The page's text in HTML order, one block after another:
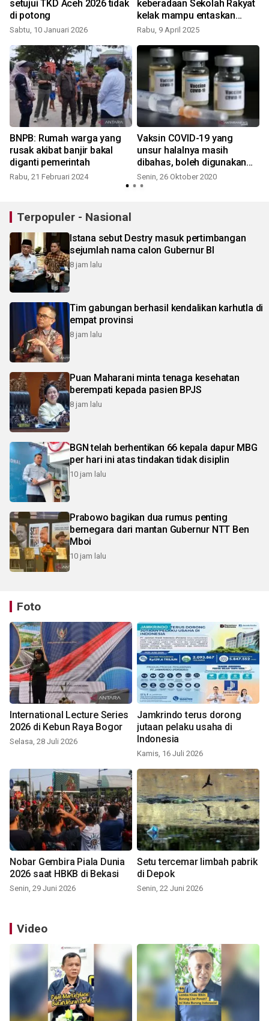
setujui TKD Aceh 2026 tidak
di potong
Sabtu, 10 Januari 2026
keberadaan Sekolah Rakyat
kelak mampu entaskan
kemiskinan di Tanah Air
Rabu, 9 April 2025
BNPB: Rumah warga yang
rusak akibat banjir bakal
diganti pemerintah
Rabu, 21 Februari 2024
Vaksin COVID-19 yang
unsur halalnya masih
dibahas, boleh digunakan
apabila darurat
Senin, 26 Oktober 2020
Terpopuler - Nasional
Istana sebut Destry masuk pertimbangan
sejumlah nama calon Gubernur BI
8 jam lalu
Tim gabungan berhasil kendalikan karhutla di
empat provinsi
8 jam lalu
Puan Maharani minta tenaga kesehatan
berempati kepada pasien BPJS
8 jam lalu
BGN telah berhentikan 66 kepala dapur MBG
per hari ini atas tindakan tidak disiplin
10 jam lalu
Prabowo bagikan dua rumus penting
bernegara dari mantan Gubernur NTT Ben
Mboi
10 jam lalu
Foto
International Lecture Series
2026 di Kebun Raya Bogor
Selasa, 28 Juli 2026
Jamkrindo terus dorong
jutaan pelaku usaha di
Indonesia
Kamis, 16 Juli 2026
Nobar Gembira Piala Dunia
2026 saat HBKB di Bekasi
Senin, 29 Juni 2026
Setu tercemar limbah pabrik
di Depok
Senin, 22 Juni 2026
Video